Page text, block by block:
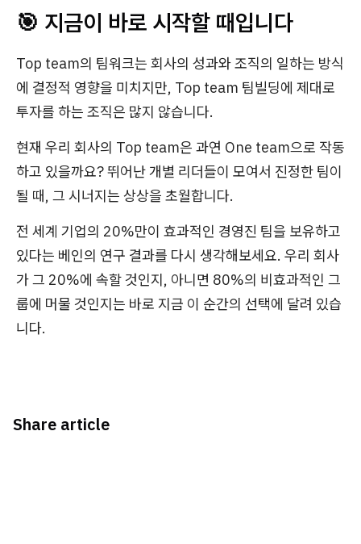
🎯 지금이 바로 시작할 때입니다
Top team의 팀워크는 회사의 성과와 조직의 일하는 방식
에 결정적 영향을 미치지만, Top team 팀빌딩에 제대로
투자를 하는 조직은 많지 않습니다.
현재 우리 회사의 Top team은 과연 One team으로 작동
하고 있을까요? 뛰어난 개별 리더들이 모여서 진정한 팀이
될 때, 그 시너지는 상상을 초월합니다.
전 세계 기업의 20%만이 효과적인 경영진 팀을 보유하고
있다는 베인의 연구 결과를 다시 생각해보세요. 우리 회사
가 그 20%에 속할 것인지, 아니면 80%의 비효과적인 그
룹에 머물 것인지는 바로 지금 이 순간의 선택에 달려 있습
니다.
Share article